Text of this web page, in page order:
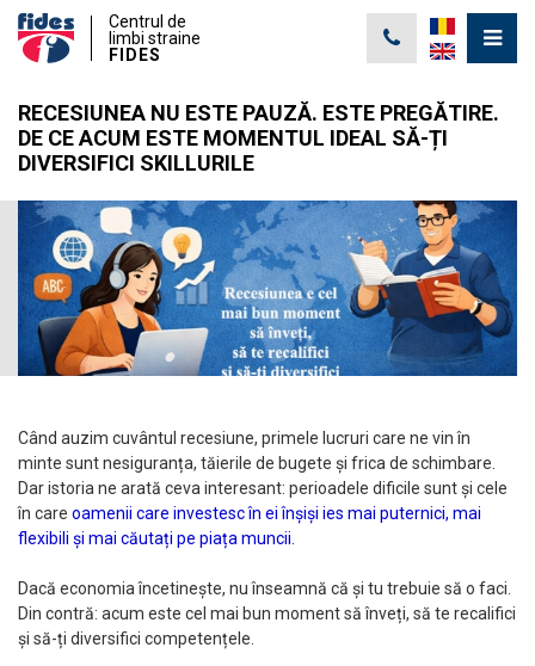
Centrul de
limbi straine
FIDES
RECESIUNEA NU ESTE PAUZĂ. ESTE PREGĂTIRE.
DE CE ACUM ESTE MOMENTUL IDEAL SĂ-ȚI
DIVERSIFICI SKILLURILE
Când auzim cuvântul recesiune, primele lucruri care ne vin în
minte sunt nesiguranța, tăierile de bugete și frica de schimbare.
Dar istoria ne arată ceva interesant: perioadele dificile sunt și cele
în care oamenii care investesc în ei înșiși ies mai puternici, mai
flexibili și mai căutați pe piața muncii.
Dacă economia încetinește, nu înseamnă că și tu trebuie să o faci.
Din contră: acum este cel mai bun moment să înveți, să te recalifici
și să-ți diversifici competențele.